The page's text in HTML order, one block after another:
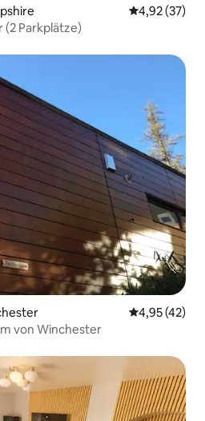
4,92 (37)
(2 Parkplätze)
4,95 (42)
von Winchester